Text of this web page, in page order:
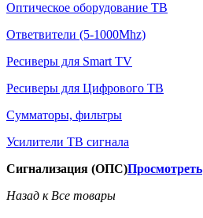
Оптическое оборудование ТВ
Ответвители (5-1000Mhz)
Ресиверы для Smart TV
Ресиверы для Цифрового ТВ
Сумматоры, фильтры
Усилители ТВ сигнала
Сигнализация (ОПС)Просмотреть
Назад к Все товары